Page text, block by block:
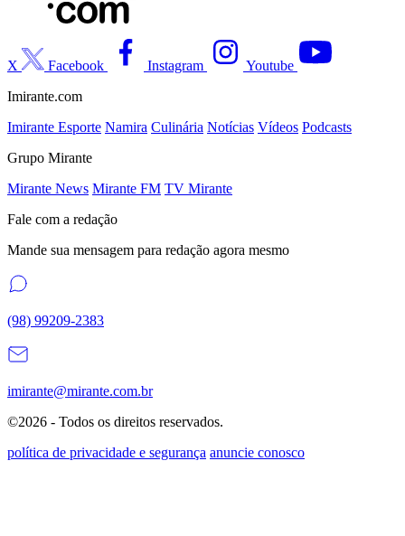
X Facebook Instagram
Youtube
Imirante.com
Imirante Esporte Namira Culinária Notícias Vídeos Podcasts
Grupo Mirante
Mirante News Mirante FM TV Mirante
Fale com a redação
Mande sua mensagem para redação agora mesmo
(98) 99209-2383
imirante@mirante.com.br
©2026 - Todos os direitos reservados.
política de privacidade e segurança anuncie conosco